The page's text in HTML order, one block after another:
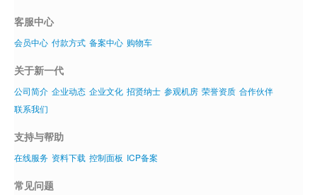
客服中心
企业文化
客服中心
会员中心 付款方式 备案中心 购物车
关于新一代
公司简介 企业动态 企业文化 招贤纳士 参观机房 荣誉资质 合作伙伴
联系我们
支持与帮助
在线服务 资料下载 控制面板 ICP备案
常见问题